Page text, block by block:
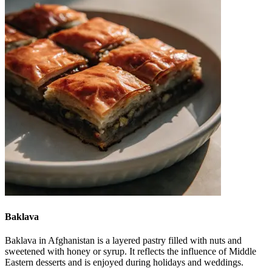
Baklava
Baklava in Afghanistan is a layered pastry filled with nuts and
sweetened with honey or syrup. It reflects the influence of Middle
Eastern desserts and is enjoyed during holidays and weddings.